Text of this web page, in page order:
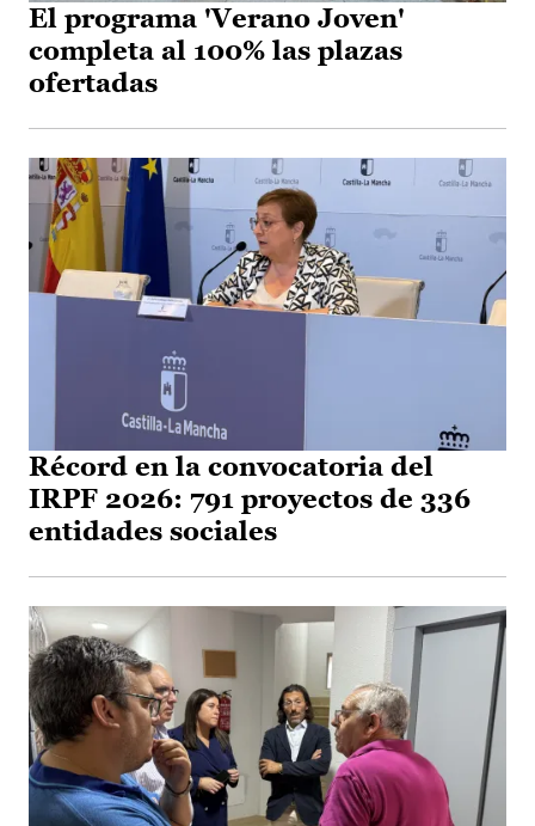
El programa 'Verano Joven'
completa al 100% las plazas
ofertadas
Récord en la convocatoria del
IRPF 2026: 791 proyectos de 336
entidades sociales